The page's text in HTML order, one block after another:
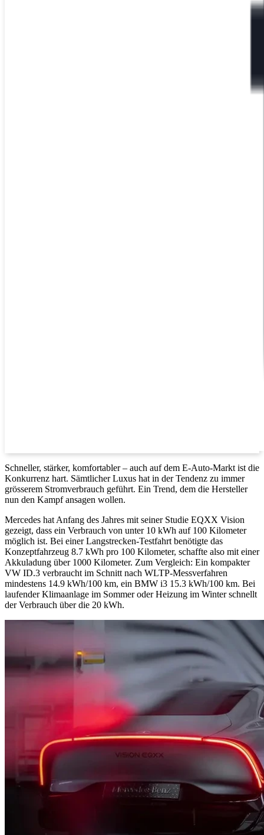
Schneller, stärker, komfortabler – auch auf dem E-Auto-Markt ist die
Konkurrenz hart. Sämtlicher Luxus hat in der Tendenz zu immer
grösserem Stromverbrauch geführt. Ein Trend, dem die Hersteller
nun den Kampf ansagen wollen.
Mercedes hat Anfang des Jahres mit seiner Studie EQXX Vision
gezeigt, dass ein Verbrauch von unter 10 kWh auf 100 Kilometer
möglich ist. Bei einer Langstrecken-Testfahrt benötigte das
Konzeptfahrzeug 8.7 kWh pro 100 Kilometer, schaffte also mit einer
Akkuladung über 1000 Kilometer. Zum Vergleich: Ein kompakter
VW ID.3 verbraucht im Schnitt nach WLTP-Messverfahren
mindestens 14.9 kWh/100 km, ein BMW i3 15.3 kWh/100 km. Bei
laufender Klimaanlage im Sommer oder Heizung im Winter schnellt
der Verbrauch über die 20 kWh.